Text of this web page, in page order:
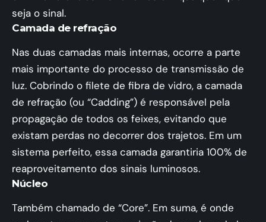
seja o sinal.
Camada de refração
Nas duas camadas mais internas, ocorre a parte
mais importante do processo de transmissão de
luz. Cobrindo o filete de fibra de vidro, a camada
de refração (ou “Cadding”) é responsável pela
propagação de todos os feixes, evitando que
existam perdas no decorrer dos trajetos. Em um
sistema perfeito, essa camada garantiria 100% de
reaproveitamento dos sinais luminosos.
Núcleo
Também chamado de “Core”. Em suma, é onde